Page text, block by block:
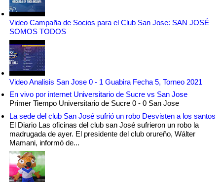
Video Campaña de Socios para el Club San Jose: SAN JOSÉ
SOMOS TODOS
Video Analisis San Jose 0 - 1 Guabira Fecha 5, Torneo 2021
En vivo por internet Universitario de Sucre vs San Jose
Primer Tiempo Universitario de Sucre 0 - 0 San Jose
La sede del club San José sufrió un robo Desvisten a los santos
El Diario Las oficinas del club san José sufrieron un robo la
madrugada de ayer. El presidente del club orureño, Wálter
Mamani, informó de...